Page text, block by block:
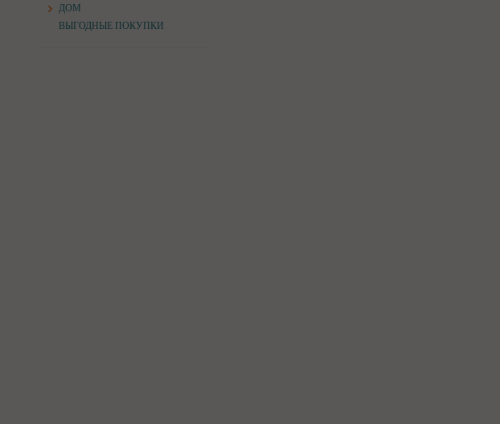
ДОМ
ВЫГОДНЫЕ ПОКУПКИ